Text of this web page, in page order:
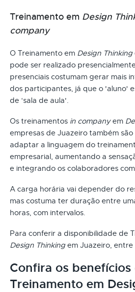
Treinamento em Design
company
O Treinamento em Design Thinking
pode ser realizado
presenciais costumam gerar mais
dos participantes, já que o 'aluno'
de ‘sala de aula'.
Os treinamentos in companyem
empresas de Juazeiro também
adaptar a linguagem do
empresarial, aumentando a
e integrando os colaboradores
A carga horária vai depender do
mas costuma ter duração entre
horas, com intervalos.
Para conferir a disponibilidade de
Design Thinking em Juazeiro,
Confira os
Treinamento em